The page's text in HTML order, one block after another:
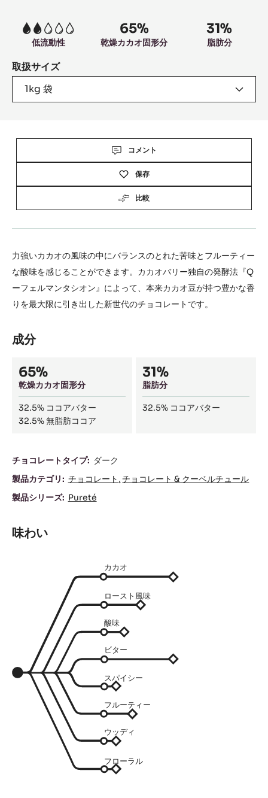
2
低流動性
65%
乾燥カカオ固形分
31%
脂肪分
取扱サイズ
1kg 袋
コメント
保存
比較
力強いカカオの風味の中にバランスのとれた苦味とフルーティー
な酸味を感じることができます。カカオバリー独自の発酵法『Q
ーフェルマンタシオン』によって、本来カカオ豆が持つ豊かな香
りを最大限に引き出した新世代のチョコレートです。
成分
Composition
65%
乾燥カカオ固形分
32.5% ココアバター
32.5%無脂肪ココア
31%
脂肪分
32.5% ココアバター
成
分
チョコレートタイプ: ダーク
製品カテゴリ: チョコレート チョコレート & クーベルチュール
製品シリーズ: Pureté
味わい
カカオ
ロースト風味
酸味
ビター
スパイシー
フルーティー
ウッディ
フローラル